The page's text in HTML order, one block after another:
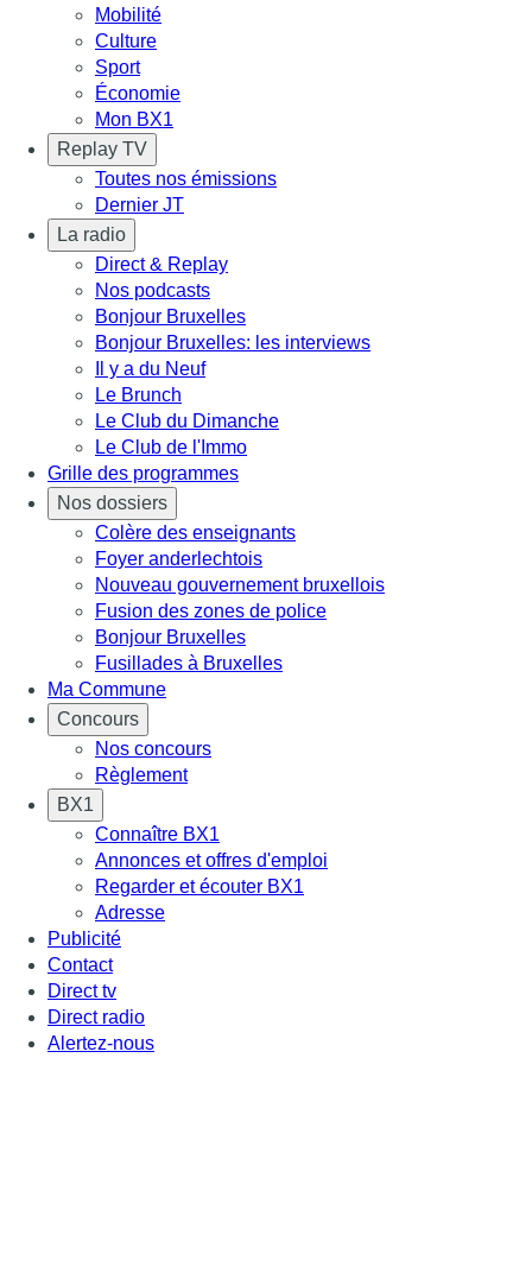
Mobilité
Culture
Sport
Économie
Mon BX1
Replay TV
Toutes nos émissions
Dernier JT
La radio
Direct & Replay
Nos podcasts
Bonjour Bruxelles
Bonjour Bruxelles: les interviews
Il y a du Neuf
Le Brunch
Le Club du Dimanche
Le Club de l'Immo
Grille des programmes
Nos dossiers
Colère des enseignants
Foyer anderlechtois
Nouveau gouvernement bruxellois
Fusion des zones de police
Bonjour Bruxelles
Fusillades à Bruxelles
Ma Commune
Concours
Nos concours
Règlement
BX1
Connaître BX1
Annonces et offres d'emploi
Regarder et écouter BX1
Adresse
Publicité
Contact
Direct tv
Direct radio
Alertez-nous